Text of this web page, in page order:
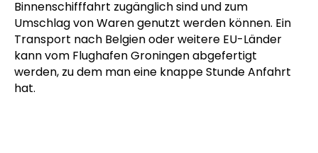
Binnenschifffahrt zugänglich sind und zum
Umschlag von Waren genutzt werden können. Ein
Transport nach Belgien oder weitere EU-Länder
kann vom Flughafen Groningen abgefertigt
werden, zu dem man eine knappe Stunde Anfahrt
hat.